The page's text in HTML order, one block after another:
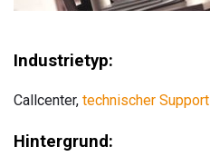
Industrietyp:
Callcenter, technischer Support
Hintergrund: